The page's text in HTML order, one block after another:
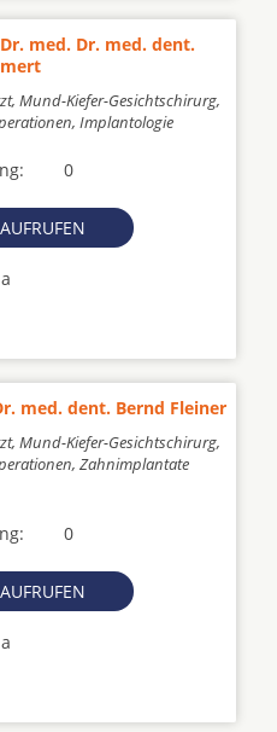
med. Dr. med. dent.
Mund-Kiefer-Gesichtschirurg,
Implantologie
0
med. dent. Bernd Fleiner
Mund-Kiefer-Gesichtschirurg,
Zahnimplantate
0